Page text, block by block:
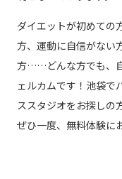
ダイエットが初めての
方、運動に自信がない
方……どんな方でも、
ェルカムです！池袋で
ススタジオをお探しの
ぜひ一度、無料体験に